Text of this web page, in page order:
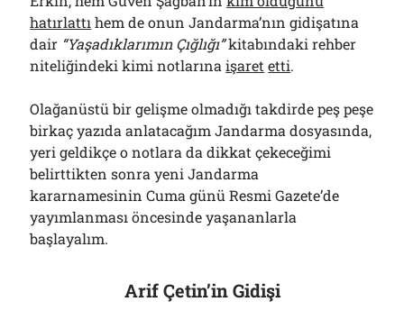
hatırlattı hem de onun Jandarma’nın gidişatına
dair “Yaşadıklarımın Çığlığı”kitabındaki rehber
niteliğindeki kimi notlarınaişaret etti.
Olağanüstü bir gelişme olmadığı takdirde peş peşe
birkaç yazıda anlatacağım Jandarma dosyasında,
yeri geldikçe o notlara da dikkat çekeceğimi
belirttikten sonra yeni Jandarma
kararnamesinin Cuma günü Resmi Gazete’de
yayımlanması öncesinde yaşananlarla
başlayalım.
Arif Çetin’in Gidişi